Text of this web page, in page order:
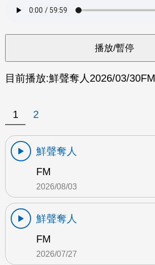
目前播放:鮮聲奪人2026/03/30FM
1 2
鮮聲奪人
FM
2026/08/03
鮮聲奪人
FM
2026/07/27